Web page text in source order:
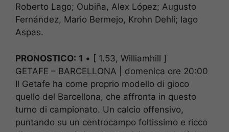
Roberto Lago; Oubiña, Alex López; Augusto
Fernández, Mario Bermejo, Krohn Dehli; Iago
Aspas.
PRONOSTICO: 1 • [ 1.53, Williamhill ]
GETAFE – BARCELLONA | domenica ore 20:00
Il Getafe ha come proprio modello di gioco
quello del Barcellona, che affronta in questo
turno di campionato. Un calcio offensivo,
puntando su un centrocampo foltissimo e ricco